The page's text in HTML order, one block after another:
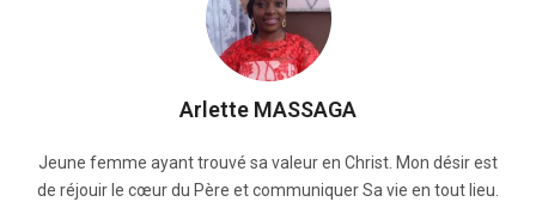
Arlette MASSAGA
Jeune femme ayant trouvé sa valeur en Christ. Mon désir est
de réjouir le cœur du Père et communiquer Sa vie en tout lieu.